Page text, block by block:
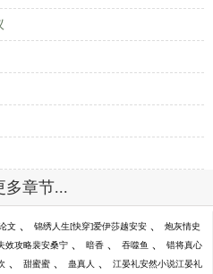
多章节...
文 、 锦绣人生[快穿]爱伊莎越安安 、 炮灰情史
效攻略裴安桑宁 、 暗香 、 吞噬鱼 、 错将真心
、 甜蜜蜜 、 蛊真人 、 江晏礼安然小说江晏礼